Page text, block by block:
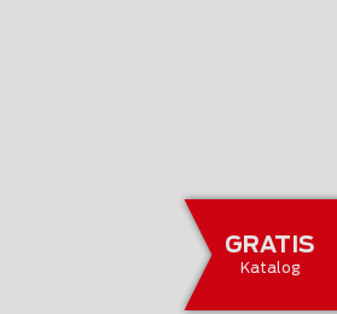
GRATIS
Katalog